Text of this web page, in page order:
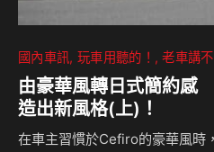
國內車訊 玩車用聽的！ 老車講
由豪華風轉日式簡約
造出新風格(上)！
在車主習慣於Cefiro的豪華風時